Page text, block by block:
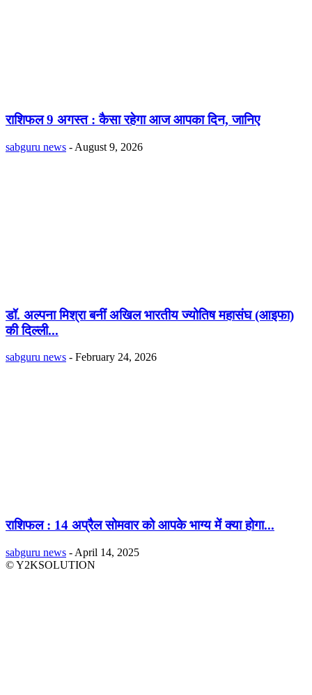
राशिफल 9 अगस्त : कैसा रहेगा आज आपका दिन, जानिए
sabguru news - August 9, 2026
डॉ. अल्पना मिश्रा बनीं अखिल भारतीय ज्योतिष महासंघ (आइफा)
की दिल्ली...
sabguru news - February 24, 2026
राशिफल : 14 अप्रैल सोमवार को आपके भाग्य में क्या होगा...
sabguru news - April 14, 2025
© Y2KSOLUTION